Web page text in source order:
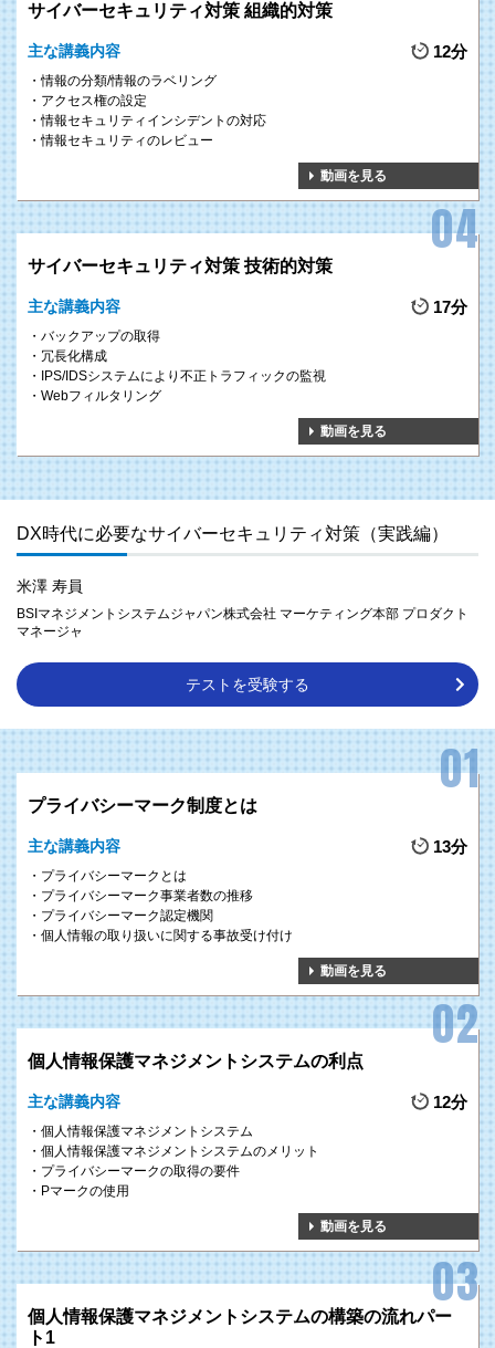
サイバーセキュリティ対策 組織的対策
主な講義内容 12分
情報の分類/情報のラベリング
アクセス権の設定
情報セキュリティインシデントの対応
情報セキュリティのレビュー
動画を見る
サイバーセキュリティ対策 技術的対策
主な講義内容 17分
バックアップの取得
冗長化構成
IPS/IDSシステムにより不正トラフィックの監視
Webフィルタリング
動画を見る
DX時代に必要なサイバーセキュリティ対策（実践編）
米澤 寿員
BSIマネジメントシステムジャパン株式会社 マーケティング本部 プロダクト
マネージャ
テストを受験する
プライバシーマーク制度とは
主な講義内容 13分
プライバシーマークとは
プライバシーマーク事業者数の推移
プライバシーマーク認定機関
個人情報の取り扱いに関する事故受け付け
動画を見る
個人情報保護マネジメントシステムの利点
主な講義内容 12分
個人情報保護マネジメントシステム
個人情報保護マネジメントシステムのメリット
プライバシーマークの取得の要件
Pマークの使用
動画を見る
個人情報保護マネジメントシステムの構築の流れパー
ト1